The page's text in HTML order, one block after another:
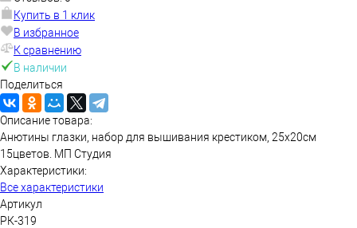
Купить в 1 клик
В избранное
К сравнению
В наличии
Поделиться
Описание товара:
Анютины глазки, набор для вышивания крестиком, 25х20см
15цветов. МП Студия
Характеристики:
Все характеристики
Артикул
РК-319